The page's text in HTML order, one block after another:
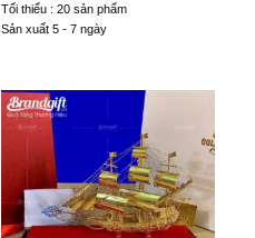
Tối thiểu : 20 sản phẩm
Sản xuất 5 - 7 ngày